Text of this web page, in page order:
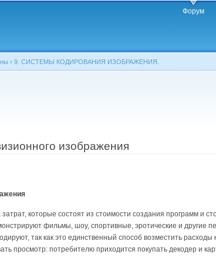
Форум
› 9. СИСТЕМЫ КОДИРОВАНИЯ ИЗОБРАЖЕНИЯ.
изображения
которые состоят из стоимости создания программ и
фильмы, шоу, спортивные, эротические и другие
так как это единственный способ возместить
просмотр: потребителю приходится покупать декодер и